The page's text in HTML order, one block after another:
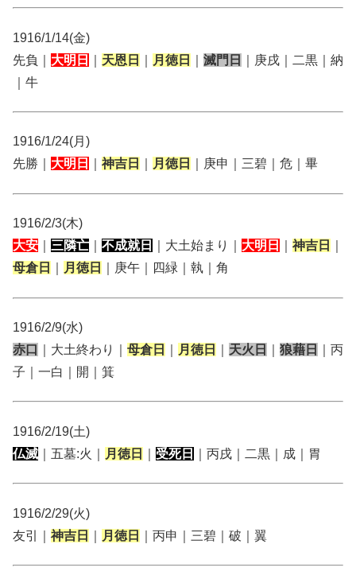
1916/1/14(金)
先負｜ 大明日 天恩日 月徳日 滅門日
｜庚戌｜二黒｜納
｜牛
1916/1/24(月)
先勝｜ 大明日 神吉日 月徳日 ｜庚申｜三碧｜危｜畢
1916/2/3(木)
大安
三隣亡 不成就日 ｜大土始まり｜ 大明日 神吉日
母倉日
月徳日 ｜庚午｜四緑｜執｜角
1916/2/9(水)
赤口
｜大土終わり｜ 母倉日 月徳日 天火日 狼藉日
｜丙
子｜一白｜開｜箕
1916/2/19(土)
仏滅 ｜五墓:火｜ 月徳日 受死日 ｜丙戌｜二黒｜成｜胃
1916/2/29(火)
友引｜ 神吉日 月徳日 ｜丙申｜三碧｜破｜翼